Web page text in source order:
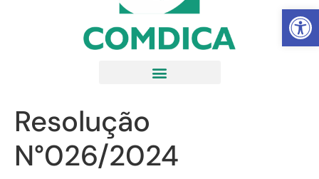
Abrir
Resolução
N°026/2024